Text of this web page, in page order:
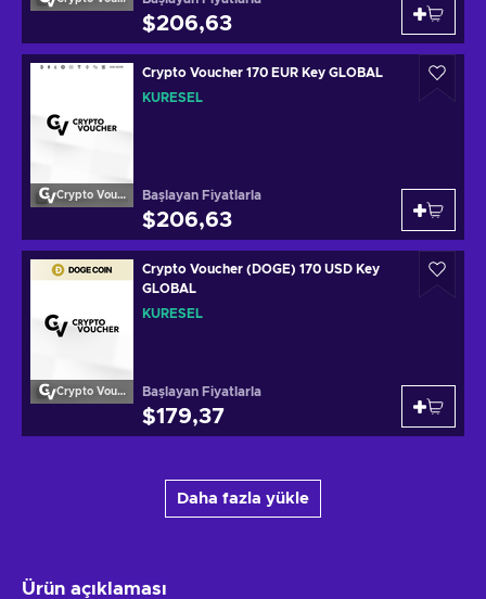
$206,63
Crypto Voucher
Crypto Voucher 170 EUR Key GLOBAL
KÜRESEL
Başlayan Fiyatlarla
$206,63
Crypto Voucher
Crypto Voucher (DOGE) 170 USD Key
GLOBAL
KÜRESEL
Başlayan Fiyatlarla
$179,37
Daha fazla yükle
Ürün açıklaması